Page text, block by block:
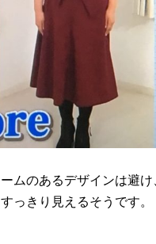
ムのあるデザインは避
っきり見えるそうです。